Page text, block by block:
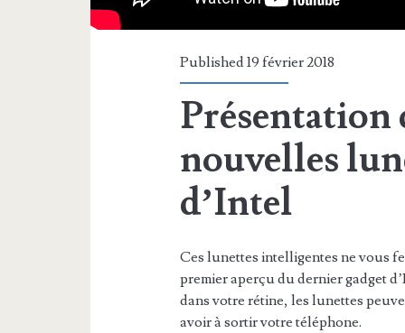
Published 19 février 2018
Présentation
nouvelles
d’Intel
Ces lunettes intelligentes ne vous
premier aperçu du dernier gadget
dans votre rétine, les lunettes
avoir à sortir votre téléphone.